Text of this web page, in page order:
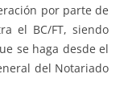
por parte de
el BC/FT, siendo
se haga desde el
del Notariado